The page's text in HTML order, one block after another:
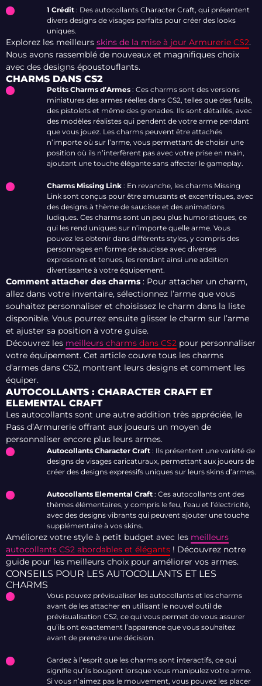
1 Crédit : Des autocollants Character Craft, qui présentent
divers designs de visages parfaits pour créer des looks
uniques.
Explorez les meilleurs skins de la mise à jour Armurerie CS2.
Nous avons rassemblé de nouveaux et magnifiques choix
avec des designs époustouflants.
CHARMS DANS CS2
Petits Charms d’Armes : Ces charms sont des versions
miniatures des armes réelles dans CS2, telles que des fusils,
des pistolets et même des grenades. Ils sont détaillés, avec
des modèles réalistes qui pendent de votre arme pendant
que vous jouez. Les charms peuvent être attachés
n’importe où sur l’arme, vous permettant de choisir une
position où ils n’interfèrent pas avec votre prise en main,
ajoutant une touche élégante sans affecter le gameplay.
Charms Missing Link : En revanche, les charms Missing
Link sont conçus pour être amusants et excentriques, avec
des designs à thème de saucisse et des animations
ludiques. Ces charms sont un peu plus humoristiques, ce
qui les rend uniques sur n’importe quelle arme. Vous
pouvez les obtenir dans différents styles, y compris des
personnages en forme de saucisse avec diverses
expressions et tenues, les rendant ainsi une addition
divertissante à votre équipement.
Comment attacher des charms : Pour attacher un charm,
allez dans votre inventaire, sélectionnez l’arme que vous
souhaitez personnaliser et choisissez le charm dans la liste
disponible. Vous pourrez ensuite glisser le charm sur l’arme
et ajuster sa position à votre guise.
Découvrez les meilleurs charms dans CS2 pour personnaliser
votre équipement. Cet article couvre tous les charms
d’armes dans CS2, montrant leurs designs et comment les
équiper.
AUTOCOLLANTS : CHARACTER CRAFT ET
ELEMENTAL CRAFT
Les autocollants sont une autre addition très appréciée, le
Pass d’Armurerie offrant aux joueurs un moyen de
personnaliser encore plus leurs armes.
Autocollants Character Craft : Ils présentent une variété de
designs de visages caricaturaux, permettant aux joueurs de
créer des designs expressifs uniques sur leurs skins d’armes.
Autocollants Elemental Craft : Ces autocollants ont des
thèmes élémentaires, y compris le feu, l’eau et l’électricité,
avec des designs vibrants qui peuvent ajouter une touche
supplémentaire à vos skins.
Améliorez votre style à petit budget avec les meilleurs
autocollants CS2 abordables et élégants ! Découvrez notre
guide pour les meilleurs choix pour améliorer vos armes.
CONSEILS POUR LES AUTOCOLLANTS ET LES
CHARMS
Vous pouvez prévisualiser les autocollants et les charms
avant de les attacher en utilisant le nouvel outil de
prévisualisation CS2, ce qui vous permet de vous assurer
qu’ils ont exactement l’apparence que vous souhaitez
avant de prendre une décision.
Gardez à l’esprit que les charms sont interactifs, ce qui
signifie qu’ils bougent lorsque vous manipulez votre arme.
Si vous n’aimez pas le mouvement, vous pouvez les placer